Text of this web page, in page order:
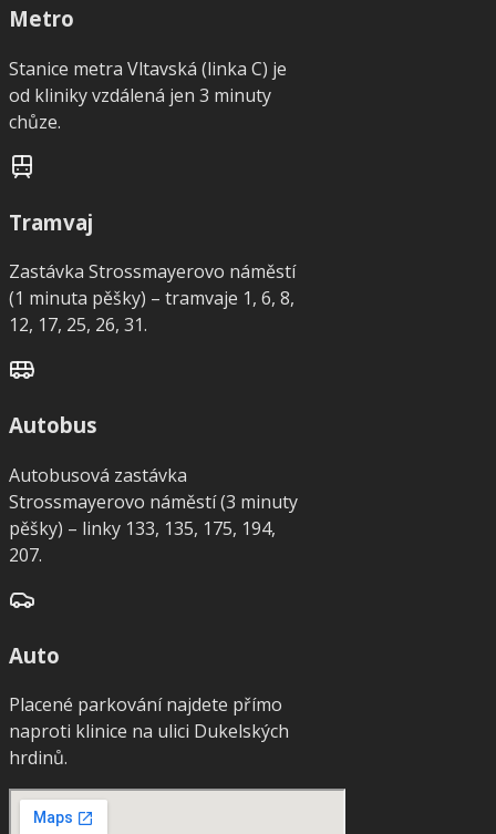
Metro
Stanice metra Vltavská (linka C) je
od kliniky vzdálená jen 3 minuty
chůze.
Tramvaj
Zastávka Strossmayerovo náměstí
(1 minuta pěšky) – tramvaje 1, 6, 8,
12, 17, 25, 26, 31.
Autobus
Autobusová zastávka
Strossmayerovo náměstí (3 minuty
pěšky) – linky 133, 135, 175, 194,
207.
Auto
Placené parkování najdete přímo
naproti klinice na ulici Dukelských
hrdinů.